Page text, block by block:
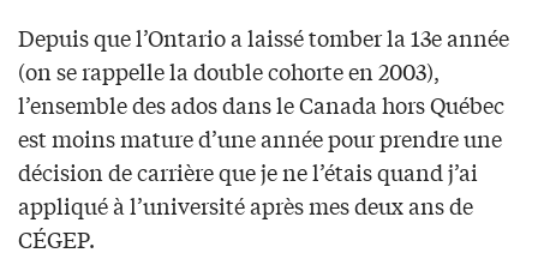
Depuis que l’Ontario a laissé tomber la 13e année
(on se rappelle la double cohorte en 2003),
l’ensemble des ados dans le Canada hors Québec
est moins mature d’une année pour prendre une
décision de carrière que je ne l’étais quand j’ai
appliqué à l’université après mes deux ans de
CÉGEP.